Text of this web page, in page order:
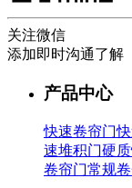
关注微信
添加即时沟通了解
产品中心
快速卷帘门
速堆积门硬
卷帘门常规